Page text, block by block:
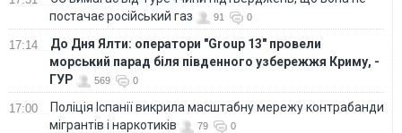
постачає російський газ
91 0
17:14
До Дня Ялти: оператори "Group 13" провели
морський парад біля південного узбережжя Криму, -
ГУР
569 0
17:00
Поліція Іспанії викрила масштабну мережу контрабанди
мігрантів і наркотиків
79 0